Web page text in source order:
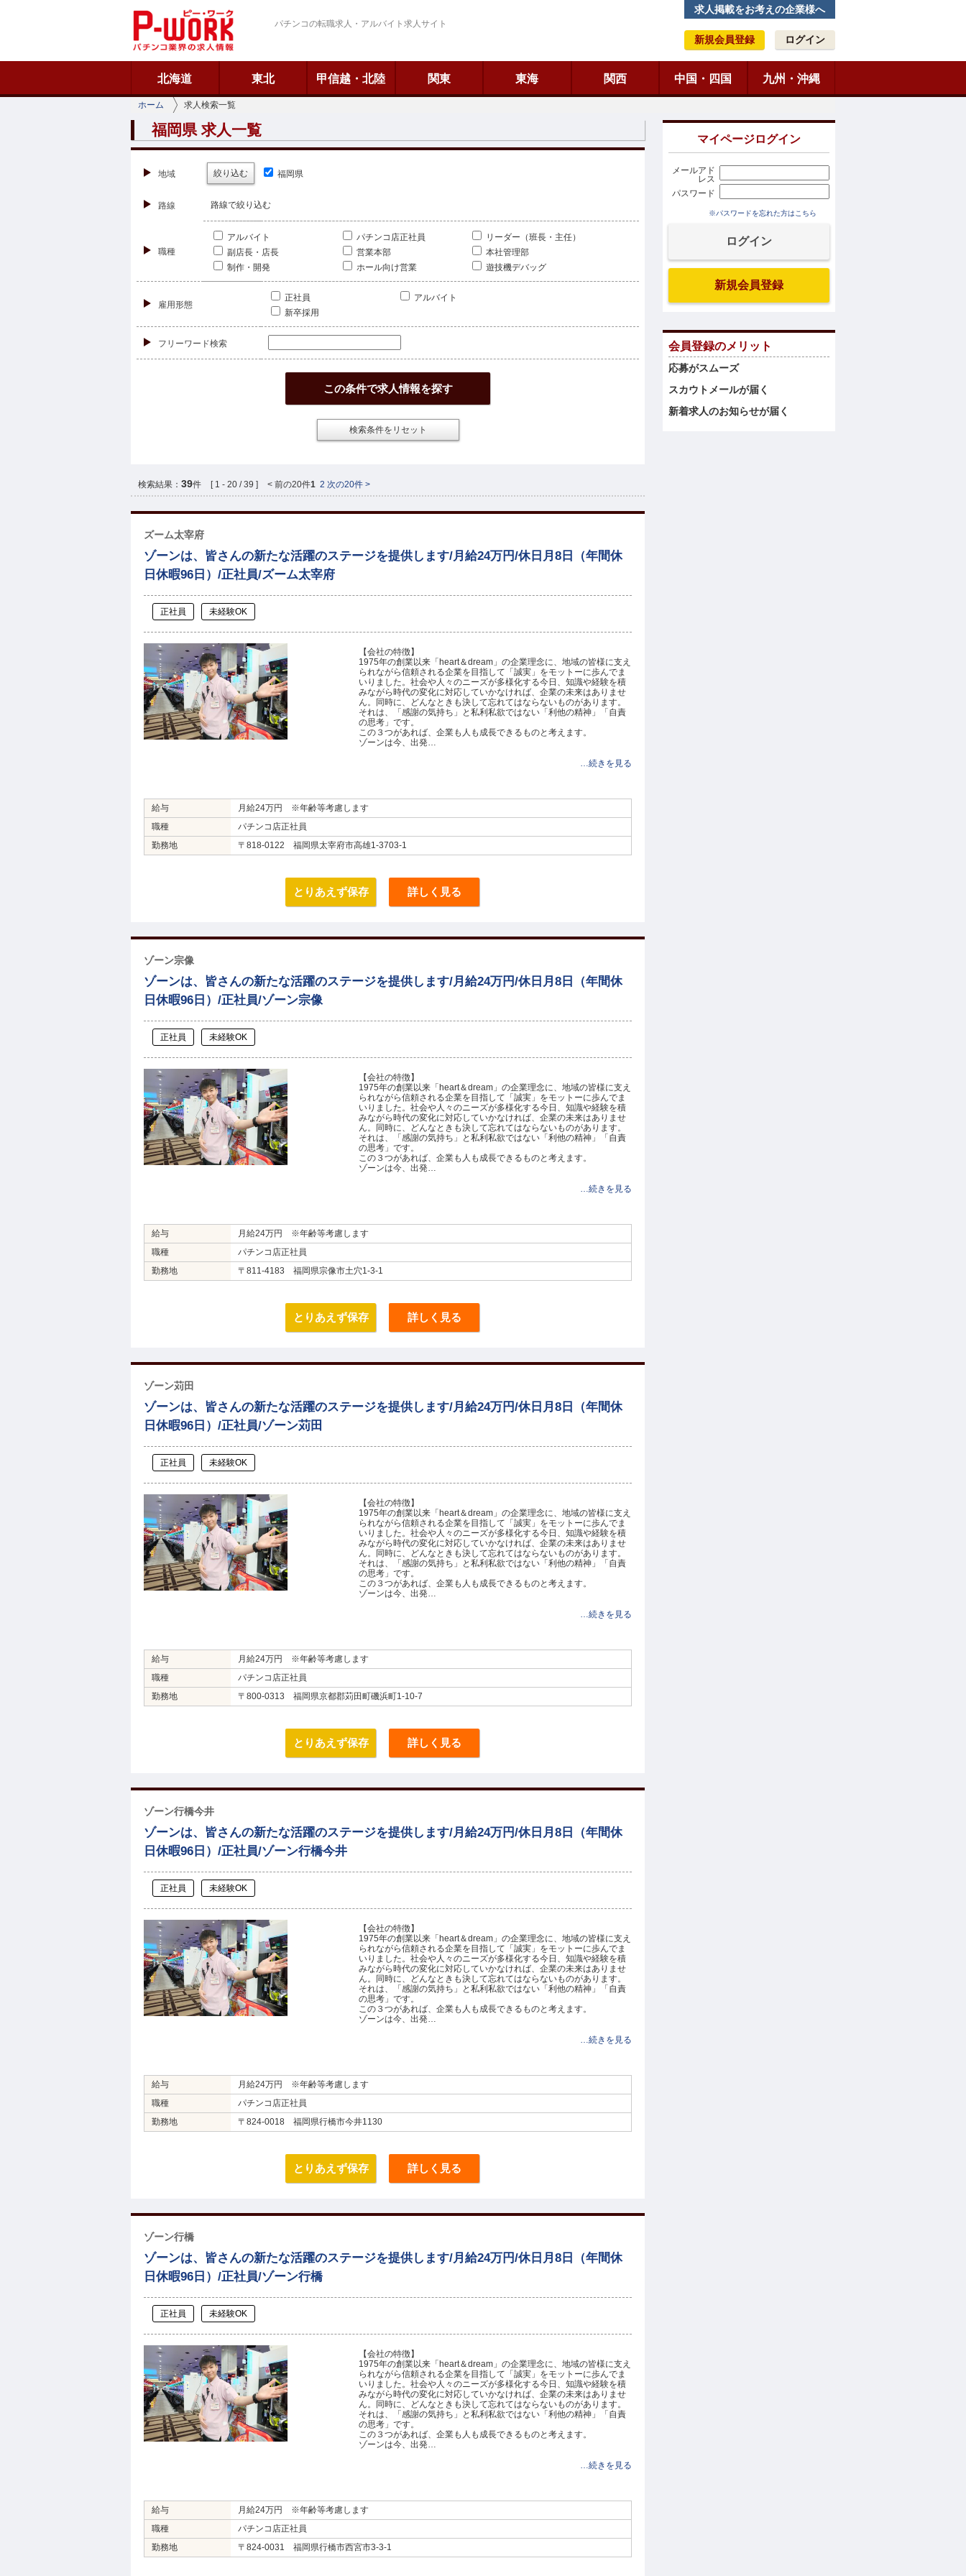
パチンコの転職求人・アルバイト求人サイト
求人掲載をお考えの企業様へ
新規会員登録 ログイン
北海道 東北 甲信越・北陸 関東 東海 関西 中国・四国 九州・沖縄
ホーム 求人検索一覧
福岡県 求人一覧
地域 絞り込む 福岡県
路線 路線で絞り込む
職種
アルバイト パチンコ店正社員
リーダー（班長・主任）
副店長・店長
営業本部
本社管理部
制作・開発
ホール向け営業 遊技機デバッグ
雇用形態
正社員
アルバイト
新卒採用
フリーワード検索
この条件で求人情報を探す
検索条件をリセット
検索結果： 39件 [ 1 - 20 / 39 ] < 前の20件1 2 次の20件 >
ズーム太宰府
ゾーンは、皆さんの新たな活躍のステージを提供します/月給24万円/休日月8日（年間休
日休暇96日）/正社員/ズーム太宰府
正社員 未経験OK
【会社の特徴】
1975年の創業以来「heart＆dream」の企業理念に、地域の皆様に支え
られながら信頼される企業を目指して「誠実」をモットーに歩んでま
いりました。社会や人々のニーズが多様化する今日、知識や経験を積
みながら時代の変化に対応していかなければ、企業の未来はありませ
ん。同時に、どんなときも決して忘れてはならないものがあります。
それは、「感謝の気持ち」と私利私欲ではない「利他の精神」「自責
の思考」です。
この３つがあれば、企業も人も成長できるものと考えます。
ゾーンは今、出発…
…続きを見る
給与
月給24万円 ※年齢等考慮します
職種
パチンコ店正社員
勤務地
〒818-0122 福岡県太宰府市高雄1-3703-1
とりあえず保存 詳しく見る
ゾーン宗像
ゾーンは、皆さんの新たな活躍のステージを提供します/月給24万円/休日月8日（年間休
日休暇96日）/正社員/ゾーン宗像
正社員 未経験OK
【会社の特徴】
1975年の創業以来「heart＆dream」の企業理念に、地域の皆様に支え
られながら信頼される企業を目指して「誠実」をモットーに歩んでま
いりました。社会や人々のニーズが多様化する今日、知識や経験を積
みながら時代の変化に対応していかなければ、企業の未来はありませ
ん。同時に、どんなときも決して忘れてはならないものがあります。
それは、「感謝の気持ち」と私利私欲ではない「利他の精神」「自責
の思考」です。
この３つがあれば、企業も人も成長できるものと考えます。
ゾーンは今、出発…
…続きを見る
給与
月給24万円 ※年齢等考慮します
職種
パチンコ店正社員
勤務地
〒811-4183 福岡県宗像市土穴1-3-1
とりあえず保存 詳しく見る
ゾーン苅田
ゾーンは、皆さんの新たな活躍のステージを提供します/月給24万円/休日月8日（年間休
日休暇96日）/正社員/ゾーン苅田
正社員 未経験OK
【会社の特徴】
1975年の創業以来「heart＆dream」の企業理念に、地域の皆様に支え
られながら信頼される企業を目指して「誠実」をモットーに歩んでま
いりました。社会や人々のニーズが多様化する今日、知識や経験を積
みながら時代の変化に対応していかなければ、企業の未来はありませ
ん。同時に、どんなときも決して忘れてはならないものがあります。
それは、「感謝の気持ち」と私利私欲ではない「利他の精神」「自責
の思考」です。
この３つがあれば、企業も人も成長できるものと考えます。
ゾーンは今、出発…
…続きを見る
給与
月給24万円 ※年齢等考慮します
職種
パチンコ店正社員
勤務地
〒800-0313 福岡県京都郡苅田町磯浜町1-10-7
とりあえず保存 詳しく見る
ゾーン行橋今井
ゾーンは、皆さんの新たな活躍のステージを提供します/月給24万円/休日月8日（年間休
日休暇96日）/正社員/ゾーン行橋今井
正社員 未経験OK
【会社の特徴】
1975年の創業以来「heart＆dream」の企業理念に、地域の皆様に支え
られながら信頼される企業を目指して「誠実」をモットーに歩んでま
いりました。社会や人々のニーズが多様化する今日、知識や経験を積
みながら時代の変化に対応していかなければ、企業の未来はありませ
ん。同時に、どんなときも決して忘れてはならないものがあります。
それは、「感謝の気持ち」と私利私欲ではない「利他の精神」「自責
の思考」です。
この３つがあれば、企業も人も成長できるものと考えます。
ゾーンは今、出発…
…続きを見る
給与
月給24万円 ※年齢等考慮します
職種
パチンコ店正社員
勤務地
〒824-0018 福岡県行橋市今井1130
とりあえず保存 詳しく見る
ゾーン行橋
ゾーンは、皆さんの新たな活躍のステージを提供します/月給24万円/休日月8日（年間休
日休暇96日）/正社員/ゾーン行橋
正社員 未経験OK
【会社の特徴】
1975年の創業以来「heart＆dream」の企業理念に、地域の皆様に支え
られながら信頼される企業を目指して「誠実」をモットーに歩んでま
いりました。社会や人々のニーズが多様化する今日、知識や経験を積
みながら時代の変化に対応していかなければ、企業の未来はありませ
ん。同時に、どんなときも決して忘れてはならないものがあります。
それは、「感謝の気持ち」と私利私欲ではない「利他の精神」「自責
の思考」です。
この３つがあれば、企業も人も成長できるものと考えます。
ゾーンは今、出発…
…続きを見る
給与
月給24万円 ※年齢等考慮します
職種
パチンコ店正社員
勤務地
〒824-0031 福岡県行橋市西宮市3-3-1
マイページログイン
メールアド
レス
パスワード
※パスワードを忘れた方はこちら
新規会員登録
会員登録のメリット
応募がスムーズ
スカウトメールが届く
新着求人のお知らせが届く